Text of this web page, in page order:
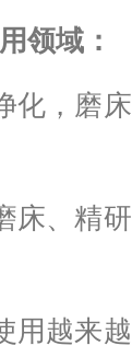
领域：
，磨床
、精研
越来越